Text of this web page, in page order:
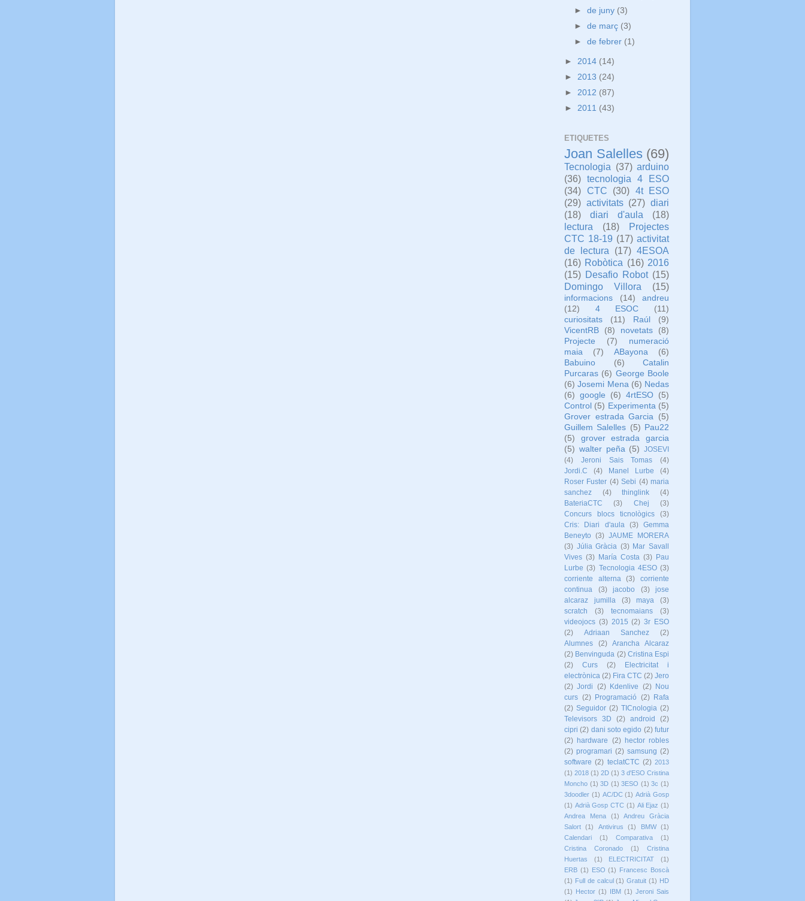
►de juny (3)
►de març (3)
►de febrer (1)
► 2014 (14)
► 2013 (24)
► 2012 (87)
► 2011 (43)
ETIQUETES
Joan Salelles (69)
Tecnologia (37) arduino
(36) tecnologia 4 ESO
(34) CTC (30) 4t ESO
(29) activitats (27) diari
(18)
diari d'aula
(18)
lectura
(18)
Projectes
CTC 18-19 (17) activitat
de lectura
(17) 4ESOA
(16) Robòtica (16) 2016
(15) Desafio Robot (15)
Domingo Villora
(15)
informacions (14)
andreu
(12)
4 ESOC
(11)
curiositats
(11) Raúl
(9)
VicentRB
(8) novetats
(8)
Projecte
(7)
numeració
maia
(7) ABayona
(6)
Babuino
(6)
Catalin
Purcaras (6) George Boole
(6) Josemi Mena (6) Nedas
(6) google (6) 4rtESO (5)
Control (5) Experimenta (5)
Grover estrada Garcia (5)
Guillem Salelles (5) Pau22
(5)
grover estrada garcia
(5) walter peña (5) JOSEVI
(4)
Jeroni Sais Tomas
(4)
Jordi.C
(4) Manel Lurbe
(4)
Roser Fuster (4) Sebi (4) maria
sanchez
(4) thinglink
(4)
BateriaCTC
(3) Chej
(3)
Concurs blocs ticnològics
(3)
Cris: Diari d'aula
(3) Gemma
Beneyto (3) JAUME MORERA
(3) Júlia Gràcia (3) Mar Savall
Vives (3) María Costa (3) Pau
Lurbe (3) Tecnologia 4ESO (3)
corriente alterna
(3)
corriente
continua
(3) jacobo (3)
jose
alcaraz jumilla
(3) maya
(3)
scratch
(3) tecnomaians
(3)
videojocs (3) 2015 (2) 3r ESO
(2)
Adriaan Sanchez
(2)
Alumnes
(2)
Arancha Alcaraz
(2) Benvinguda (2) Cristina Espi
(2)
Curs (2)
Electricitat i
electrònica (2) Fira CTC (2) Jero
(2) Jordi (2) Kdenlive (2) Nou
curs (2) Programació (2)
Rafa
(2) Seguidor (2) TICnologia (2)
Televisors 3D
(2) android
(2)
cipri (2) dani soto egido (2) futur
(2) hardware (2)
hector robles
(2) programari (2) samsung (2)
software (2) teclatCTC (2) 2013
(1) 2018 (1) 2D (1) 3 d'ESO Cristina
Moncho (1) 3D (1) 3ESO (1) 3c (1)
3doodler (1) AC/DC (1) Adrià Gosp
(1) Adrià Gosp CTC (1) Ali Ejaz (1)
Andrea Mena
(1)
Andreu Gràcia
Salort
(1) Antivirus (1) BMW
(1)
Calendari
(1) Comparativa
(1)
Cristina Coronado
(1)
Cristina
Huertas
(1) ELECTRICITAT
(1)
ERB (1) ESO (1) Francesc Boscà
(1) Full de calcul (1) Gratuit (1) HD
(1) Hector (1) IBM (1) Jeroni Sais